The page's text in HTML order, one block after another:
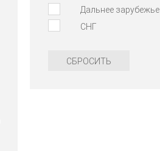
Дальнее зарубежье
СНГ
СБРОСИТЬ